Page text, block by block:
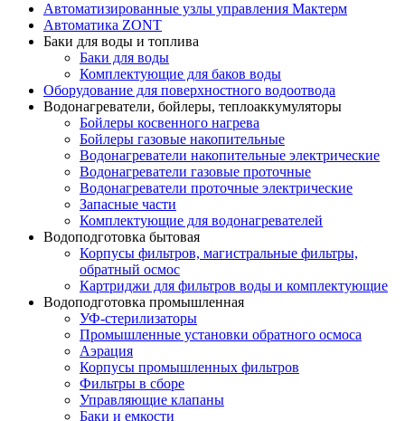
Автоматизированные узлы управления Мактерм
Автоматика ZONT
Баки для воды и топлива
Баки для воды
Комплектующие для баков воды
Оборудование для поверхностного водоотвода
Водонагреватели, бойлеры, теплоаккумуляторы
Бойлеры косвенного нагрева
Бойлеры газовые накопительные
Водонагреватели накопительные электрические
Водонагреватели газовые проточные
Водонагреватели проточные электрические
Запасные части
Комплектующие для водонагревателей
Водоподготовка бытовая
Корпусы фильтров, магистральные фильтры,
обратный осмос
Картриджи для фильтров воды и комплектующие
Водоподготовка промышленная
УФ-стерилизаторы
Промышленные установки обратного осмоса
Аэрация
Корпусы промышленных фильтров
Фильтры в сборе
Управляющие клапаны
Баки и емкости